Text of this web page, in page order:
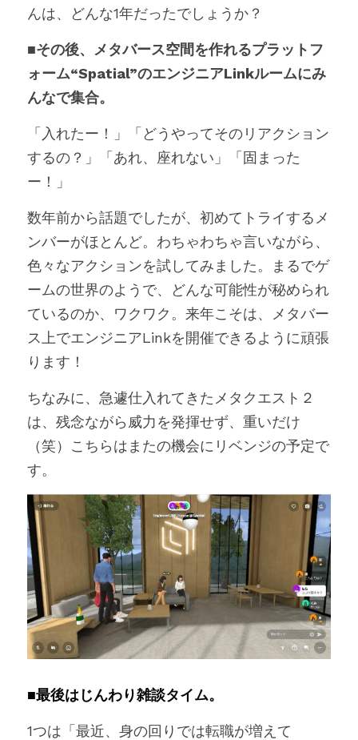
んは、どんな1年だったでしょうか？
■その後、メタバース空間を作れるプラットフ
ォーム“Spatial”のエンジニアLinkルームにみ
んなで集合。
「入れたー！」「どうやってそのリアクション
するの？」「あれ、座れない」「固まった
ー！」
数年前から話題でしたが、初めてトライするメ
ンバーがほとんど。わちゃわちゃ言いながら、
色々なアクションを試してみました。まるでゲ
ームの世界のようで、どんな可能性が秘められ
ているのか、ワクワク。来年こそは、メタバー
ス上でエンジニアLinkを開催できるように頑張
ります！
ちなみに、急遽仕入れてきたメタクエスト２
は、残念ながら威力を発揮せず、重いだけ
（笑）こちらはまたの機会にリベンジの予定で
す。
■最後はじんわり雑談タイム。
1つは「最近、身の回りでは転職が増えて